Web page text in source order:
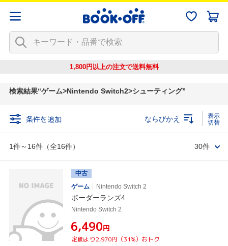
1,800円以上の注文で送料無料
検索結果 ゲーム>Nintendo Switch2>シューティング
条件を追加
1件～16件（全16件）
ならびかえ
30件
中古
ゲーム
Nintendo Switch 2
ボーダーランズ4
Nintendo Switch 2
¥6,490円
定価より2,970円（31%）おトク